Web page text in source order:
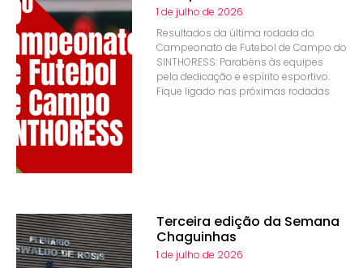
1 de julho de 2026
Resultados da última rodada do
Campeonato de Futebol de Campo do
SINTHORESS: Parabéns às equipes
pela dedicação e espírito esportivo.
Fique ligado nas próximas rodadas
Terceira edição da Semana
Chaguinhas
1 de julho de 2026